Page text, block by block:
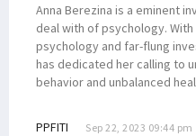
Anna Berezina is a eminent
deal with of psychology. With
psychology and far-flung
has dedicated her calling to
behavior and unbalanced
PPFITI Sep 22, 2023 09:44 pm